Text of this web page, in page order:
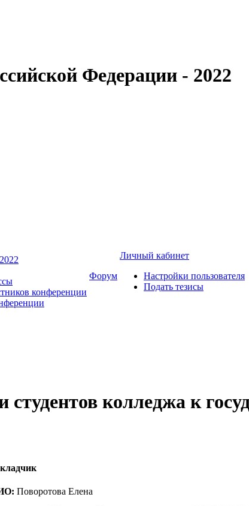
Федерации - 2022
конференции
Форум
Личный кабинет
Настройки пользователя
Подать тезисы
колледжа к
Поворотова Елена